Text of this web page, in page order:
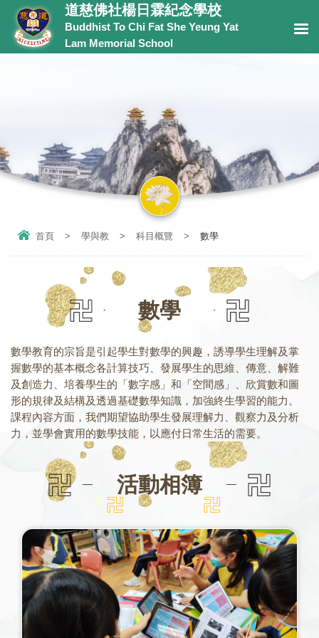
道慈佛社楊日霖紀念學校
Buddhist To Chi Fat She Yeung Yat
Lam Memorial School
首頁 > 學與教 > 科目概覽 > 數學
數學
數學教育的宗旨是引起學生對數學的興趣，誘導學生理解及掌
握數學的基本概念各計算技巧、發展學生的思維、傳意、解難
及創造力、培養學生的「數字感」和「空間感」、欣賞數和圖
形的規律及結構及透過基礎數學知識，加強終生學習的能力。
課程內容方面，我們期望協助學生發展理解力、觀察力及分析
力，並學會實用的數學技能，以應付日常生活的需要。
活動相簿